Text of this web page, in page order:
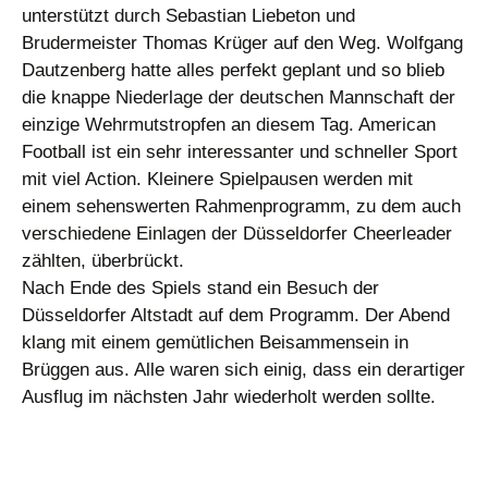
unterstützt durch Sebastian Liebeton und
Brudermeister Thomas Krüger auf den Weg. Wolfgang
Dautzenberg hatte alles perfekt geplant und so blieb
die knappe Niederlage der deutschen Mannschaft der
einzige Wehrmutstropfen an diesem Tag. American
Football ist ein sehr interessanter und schneller Sport
mit viel Action. Kleinere Spielpausen werden mit
einem sehenswerten Rahmenprogramm, zu dem auch
verschiedene Einlagen der Düsseldorfer Cheerleader
zählten, überbrückt.
Nach Ende des Spiels stand ein Besuch der
Düsseldorfer Altstadt auf dem Programm. Der Abend
klang mit einem gemütlichen Beisammensein in
Brüggen aus. Alle waren sich einig, dass ein derartiger
Ausflug im nächsten Jahr wiederholt werden sollte.